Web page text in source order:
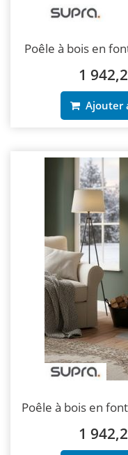
Poêle à bois en
1
Ajouter
Poêle à bois en
1